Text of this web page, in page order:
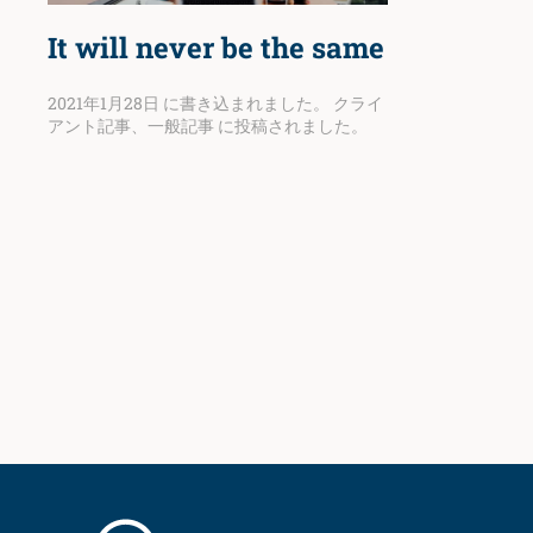
It will never be the same
2021年1月28日 に書き込まれました。
クライ
アント記事、 一般記事 に投稿されました。